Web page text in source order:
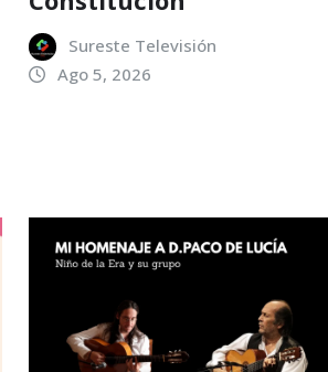
Sureste Televisión
Ago 5, 2026